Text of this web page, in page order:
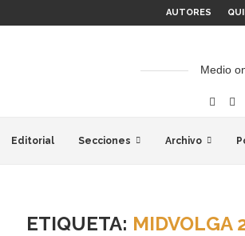
AUTORES
Medio
Editorial Secciones Archivo
ETIQUETA: MIDVOLGA